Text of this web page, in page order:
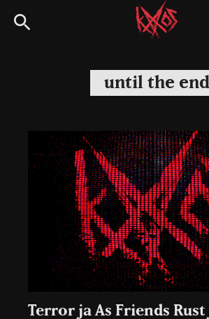
Siirry
suoraan
Kaaoszine
until the end
Terror ja As Friends